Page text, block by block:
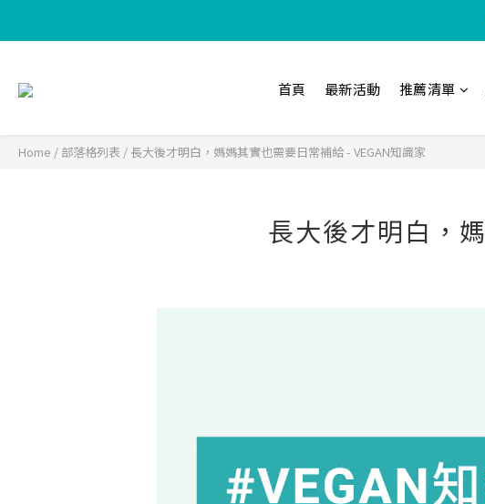
【
【加入樂友享優惠‼️
【
首頁 最新活動 推薦清單
Home / 部落格列表 / 長大後才明白，媽媽其實也需要日常補給 - VEGAN知識家
長大後才明白，